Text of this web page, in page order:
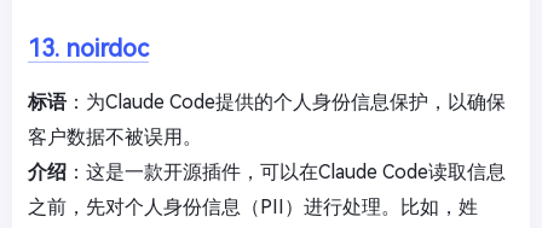
13. noirdoc
标语：为Claude Code提供的个人身份信息保护，以确保
客户数据不被误用。
介绍 ：这是一款开源插件，可以在Claude Code读取信息
之前，先对个人身份信息（PII）进行处理。比如，姓